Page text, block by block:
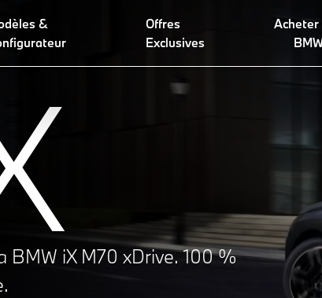
&
Offres
Exclusives
Acheter
BMW iX M70 xDrive. 100 %